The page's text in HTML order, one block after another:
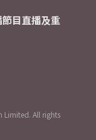
目直播及重
All rights